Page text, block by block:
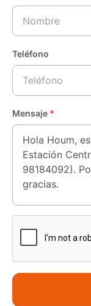
Teléfono
Mensaje *